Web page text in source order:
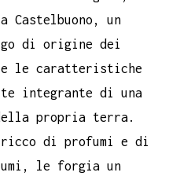
un
di origine dei
le caratteristiche
integrante di una
propria terra.
di profumi e di
le forgia un